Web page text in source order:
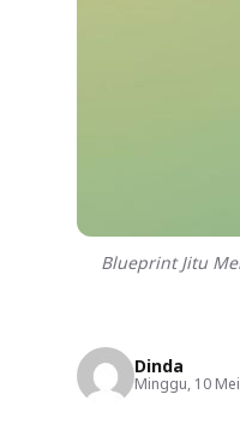
Blueprint Jitu
Dinda
Minggu, 10